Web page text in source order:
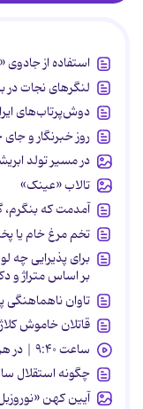
استفاده از
لنگرهای نجات در
دوش‌پرتاب‌های
روز خبرنگار و
در مسیر تولد
تالاب «عینک»
آمدمت که بنگرم،
تخم مرغ خام یا
برای پذیرایی چه
بر اساس متراژ و
تاوان ناهماهنگی
قاتلان خاموش
ساعت ۹:۴۰ | در هر زمان ممکن باید انتقامشان را پس بدهند
چگونه استقلال
آیین کهن «نوروزبل» -